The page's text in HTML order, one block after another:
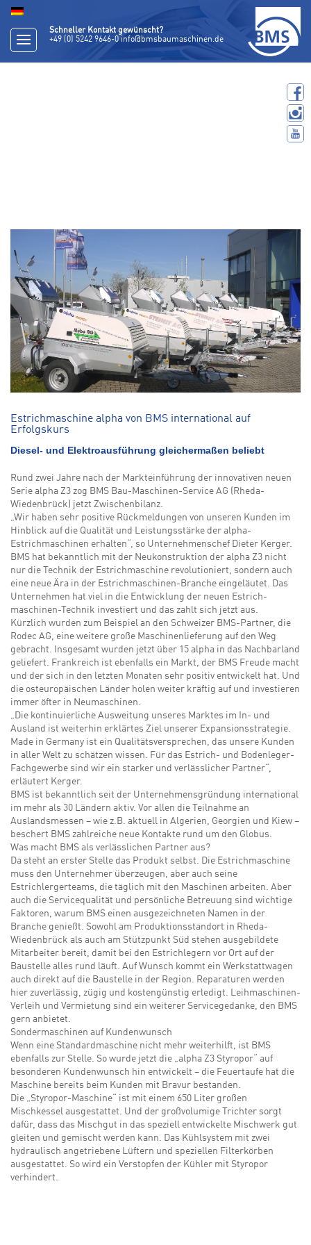
Schneller Kontakt gewünscht?
+49 (0) 5242 9646-0 info@bmsbaumaschinen.de
Estrichmaschine alpha von BMS international auf
Erfolgskurs
Diesel- und Elektroausführung gleichermaßen beliebt
Rund zwei Jahre nach der Markteinführung der innovativen neuen
Serie alpha Z3 zog BMS Bau-Maschinen-Service AG (Rheda-
Wiedenbrück) jetzt Zwischenbilanz.
„Wir haben sehr positive Rückmeldungen von unseren Kunden im
Hinblick auf die Qualität und Leistungsstärke der alpha-
Estrichmaschinen erhalten“, so Unternehmenschef Dieter Kerger.
BMS hat bekanntlich mit der Neukonstruktion der alpha Z3 nicht
nur die Technik der Estrichmaschine revolutioniert, sondern auch
eine neue Ära in der Estrichmaschinen-Branche eingeläutet. Das
Unternehmen hat viel in die Entwicklung der neuen Estrich-
maschinen-Technik investiert und das zahlt sich jetzt aus.
Kürzlich wurden zum Beispiel an den Schweizer BMS-Partner, die
Rodec AG, eine weitere große Maschinenlieferung auf den Weg
gebracht. Insgesamt wurden jetzt über 15 alpha in das Nachbarland
geliefert. Frankreich ist ebenfalls ein Markt, der BMS Freude macht
und der sich in den letzten Monaten sehr positiv entwickelt hat. Und
die osteuropäischen Länder holen weiter kräftig auf und investieren
immer öfter in Neumaschinen.
„Die kontinuierliche Ausweitung unseres Marktes im In- und
Ausland ist weiterhin erklärtes Ziel unserer Expansionsstrategie.
Made in Germany ist ein Qualitätsversprechen, das unsere Kunden
in aller Welt zu schätzen wissen. Für das Estrich- und Bodenleger-
Fachgewerbe sind wir ein starker und verlässlicher Partner“,
erläutert Kerger.
BMS ist bekanntlich seit der Unternehmensgründung international
im mehr als 30 Ländern aktiv. Vor allen die Teilnahme an
Auslandsmessen – wie z.B. aktuell in Algerien, Georgien und Kiew –
beschert BMS zahlreiche neue Kontakte rund um den Globus.
Was macht BMS als verlässlichen Partner aus?
Da steht an erster Stelle das Produkt selbst. Die Estrichmaschine
muss den Unternehmer überzeugen, aber auch seine
Estrichlergerteams, die täglich mit den Maschinen arbeiten. Aber
auch die Servicequalität und persönliche Betreuung sind wichtige
Faktoren, warum BMS einen ausgezeichneten Namen in der
Branche genießt. Sowohl am Produktionsstandort in Rheda-
Wiedenbrück als auch am Stützpunkt Süd stehen ausgebildete
Mitarbeiter bereit, damit bei den Estrichlegern vor Ort auf der
Baustelle alles rund läuft. Auf Wunsch kommt ein Werkstattwagen
auch direkt auf die Baustelle in der Region. Reparaturen werden
hier zuverlässig, zügig und kostengünstig erledigt. Leihmaschinen-
Verleih und Vermietung sind ein weiterer Servicegedanke, den BMS
gern anbietet.
Sondermaschinen auf Kundenwunsch
Wenn eine Standardmaschine nicht mehr weiterhilft, ist BMS
ebenfalls zur Stelle. So wurde jetzt die „alpha Z3 Styropor“ auf
besonderen Kundenwunsch hin entwickelt – die Feuertaufe hat die
Maschine bereits beim Kunden mit Bravur bestanden.
Die „Styropor-Maschine“ ist mit einem 650 Liter großen
Mischkessel ausgestattet. Und der großvolumige Trichter sorgt
dafür, dass das Mischgut in das speziell entwickelte Mischwerk gut
gleiten und gemischt werden kann. Das Kühlsystem mit zwei
hydraulisch angetriebene Lüftern und speziellen Filterkörben
ausgestattet. So wird ein Verstopfen der Kühler mit Styropor
verhindert.